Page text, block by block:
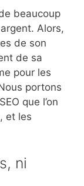
beaucoup
Alors,
de son
de sa
pour les
portons
que l’on
et les
ni